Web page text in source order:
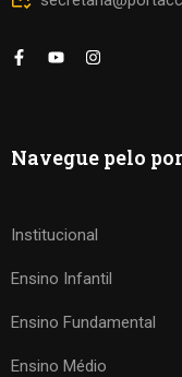
Navegue pelo
Institucional
Ensino Infantil
Ensino Fundamental
Ensino Médio